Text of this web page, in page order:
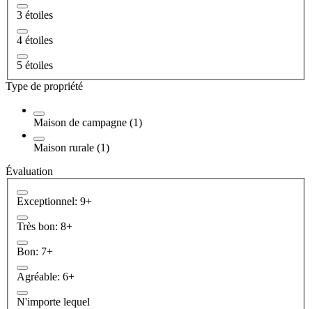
3 étoiles
4 étoiles
5 étoiles
Type de propriété
Maison de campagne (1)
Maison rurale (1)
Évaluation
Exceptionnel: 9+
Très bon: 8+
Bon: 7+
Agréable: 6+
N'importe lequel